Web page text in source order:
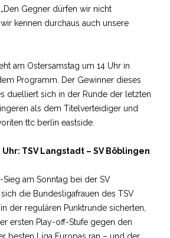
Gegner dürfen wir nicht
kennen durchaus auch unsere
am Ostersamstag um 14 Uhr in
Programm. Der Gewinner dieses
duelliert sich in der Runde der letzten
als dem Titelverteidiger und
ttc berlin eastside.
TSV Langstadt – SV Böblingen
Sieg am Sonntag bei der SV
die Bundesligafrauen des TSV
der regulären Punktrunde sicherten,
ersten Play-off-Stufe gegen den